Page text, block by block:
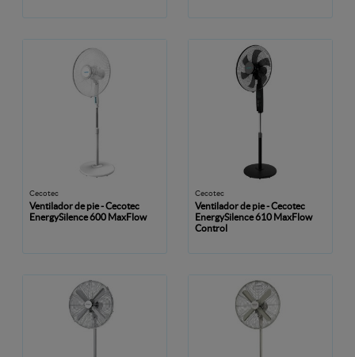
Cecotec
Ventilador de pie - Cecotec
EnergySilence 600 MaxFlow
Cecotec
Ventilador de pie - Cecotec
EnergySilence 610 MaxFlow
Control